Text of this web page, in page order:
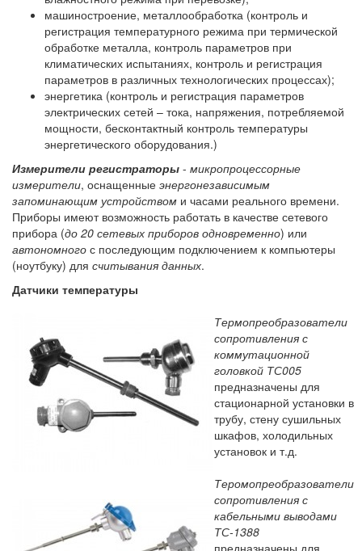
машиностроение, металлообработка (контроль и
регистрация температурного режима при термической
обработке металла, контроль параметров при
климатических испытаниях, контроль и регистрация
параметров в различных технологических процессах);
энергетика (контроль и регистрация параметров
электрических сетей – тока, напряжения, потребляемой
мощности, бесконтактный контроль температуры
энергетического оборудования.)
Измерители регистраторы - микропроцессорные
измерители, оснащенные энергонезависимым
запоминающим устройством и часами реального времени.
Приборы имеют возможность работать в качестве сетевого
прибора (до 20 сетевых приборов одновременно) или
автономного с последующим подключением к компьютеры
(ноутбуку) для считывания данных.
Датчики температуры
Термопреобразователи
сопротивления с
коммутационной
головкой ТС005
предназначены для
стационарной установки в
трубу, стену сушильных
шкафов, холодильных
установок и т.д.
Теромопреобразователи
сопротивления с
кабельными выводами
ТС-1388
предназначены для